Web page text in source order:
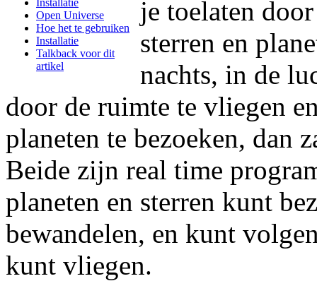
Installatie
Open Universe
Hoe het te gebruiken
Installatie
Talkback voor dit
artikel
je toelaten
sterren en
nachts, in de
door de ruimte te vliegen
planeten te bezoeken, dan
Beide zijn real time
planeten en sterren kunt
bewandelen, en kunt
kunt vliegen.